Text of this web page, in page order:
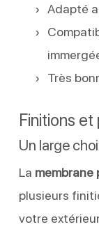
Adapté
Très
Finitions
Un large
La membrane
plusieurs
votre